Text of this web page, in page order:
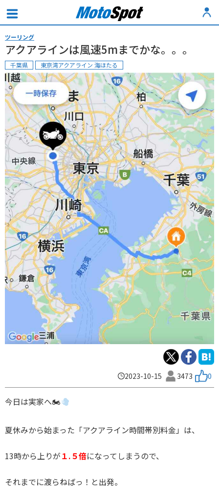
ツーリング
アクアラインは風速5mまでかな。。。
千葉県 東京湾アクアライン 海ほたる
2023-10-15 3473 0
今日は実家へ🏍
夏休みから始まった「アクアライン時間帯別料金」は、
13時から上りが１.５倍になってしまうので、
それまでに渡らねばっ！と出発。